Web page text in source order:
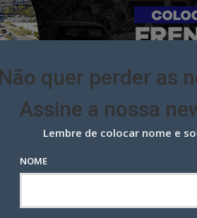
EM COMERCIAL DA HIPERZOOM
em comercial
Não quer perder as
Assine a nossa
Lembre de colocar nome e
NOME